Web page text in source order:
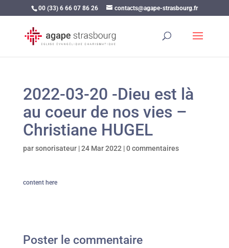
00 (33) 6 66 07 86 26 contacts@agape-strasbourg.fr
2022-03-20 -Dieu est là
au coeur de nos vies –
Christiane HUGEL
parsonorisateur|24 Mar 2022 |0 commentaires
content here
Poster le commentaire